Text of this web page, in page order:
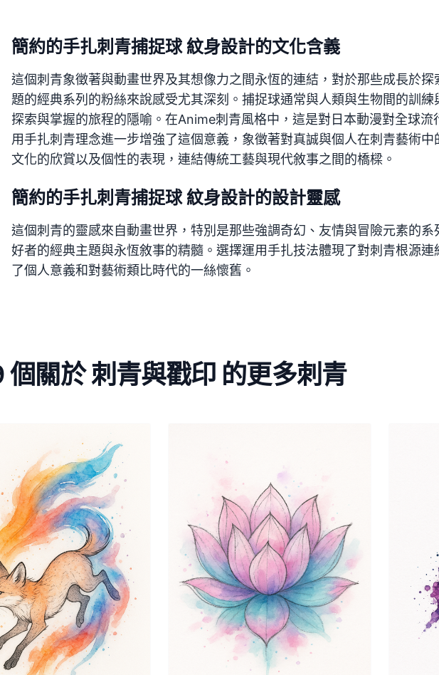
簡約的手扎刺青捕捉球 紋身設計的文化含義
這個刺青象徵著與動畫世界及其想像力之間永恆的連結，對於那些成長於
題的經典系列的粉絲來說感受尤其深刻。捕捉球通常與人類與生物間的訓
探索與掌握的旅程的隱喻。在Anime刺青風格中，這是對日本動漫對全球
用手扎刺青理念進一步增強了這個意義，象徵著對真誠與個人在刺青藝術
文化的欣賞以及個性的表現，連結傳統工藝與現代敘事之間的橋樑。
簡約的手扎刺青捕捉球 紋身設計的設計靈感
這個刺青的靈感來自動畫世界，特別是那些強調奇幻、友情與冒險元素的
好者的經典主題與永恆敘事的精髓。選擇運用手扎技法體現了對刺青根源連
了個人意義和對藝術類比時代的一絲懷舊。
個關於 刺青與戳印 的更多刺青